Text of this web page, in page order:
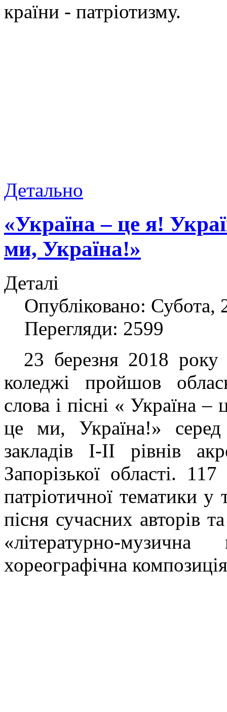
країни - патріотизму.
Детально
«Україна – це я!
ми, Україна!»
Деталі
Опубліковано: Субота,
Перегляди: 2599
23 березня 2018 року
коледжі пройшов
слова і пісні « Україна
це ми, Україна!» серед
закладів I-II рівнів
Запорізької області.
патріотичної тематики у
пісня сучасних авторів
«літературно-
хореографічна